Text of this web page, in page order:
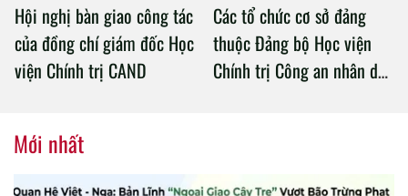
Hội nghị bàn giao công tác
của đồng chí giám đốc Học
viện Chính trị CAND
Các tổ chức cơ sở đảng
thuộc Đảng bộ Học viện
Chính trị Công an nhân dân
Mới nhất